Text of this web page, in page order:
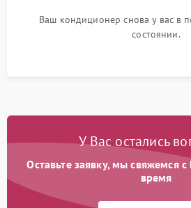
Ваш кондиционер снова у вас в
состоянии.
У Вас остались
Оставьте заявку, мы свяжемся
время